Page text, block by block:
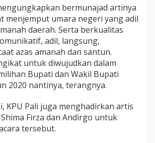
bermunajad artinya
menjemput umara negeri yang adil
daerah. Serta berkualitas
adil, langsung,
azas amanah dan santun.
untuk diwujudkan dalam
Bupati dan Wakil Bupati
2020 nantinya, terangnya.
KPU Pali juga menghadirkan artis
Firza dan Andirgo untuk
tersebut.